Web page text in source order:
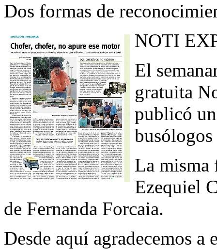
Dos formas de
NOTI
El
gratuita
publicó
La misma
Ezequiel
de Fernanda Forcaia.
Desde aquí agradecemos a